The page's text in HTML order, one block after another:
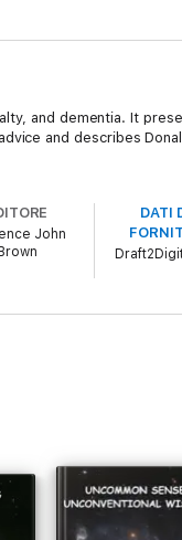
and dementia. It
and describes
John
Brown
DATI